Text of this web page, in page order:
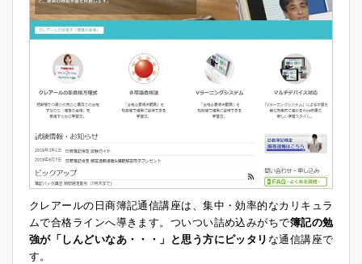
クレアールの日商簿記通信講座は、集中・効率的なカリキュラ
ムで合格ラインへ導きます。ついつい詰め込みがちで簿記の勉
強が「しんどいなあ・・・」と思う方にピッタリ な通信講座で
す。